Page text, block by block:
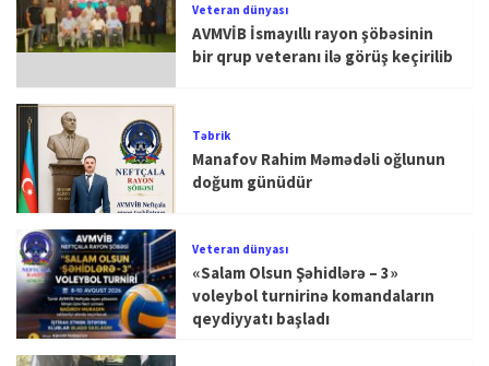
Veteran dünyası
AVMVİB İsmayıllı rayon şöbəsinin
bir qrup veteranı ilə görüş keçirilib
Təbrik
Manafov Rahim Məmədəli oğlunun
doğum günüdür
Veteran dünyası
«Salam Olsun Şəhidlərə – 3»
voleybol turnirinə komandaların
qeydiyyatı başladı